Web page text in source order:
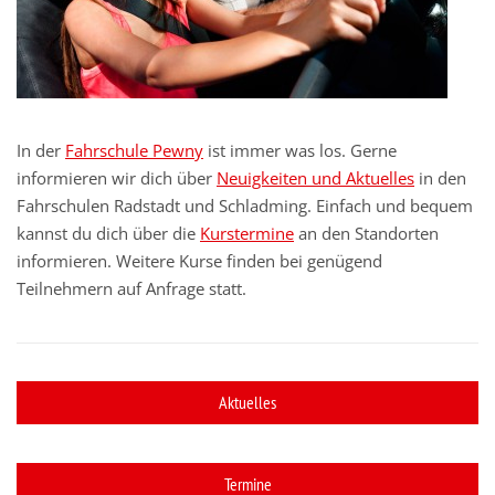
In der Fahrschule Pewny ist immer was los. Gerne
informieren wir dich über Neuigkeiten und Aktuelles in den
Fahrschulen Radstadt und Schladming. Einfach und bequem
kannst du dich über die Kurstermine an den Standorten
informieren. Weitere Kurse finden bei genügend
Teilnehmern auf Anfrage statt.
Aktuelles
Termine